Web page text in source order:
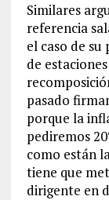
Similares
referencia
el caso de
de
pasado
porque la
pediremos
como están
tiene que
dirigente en